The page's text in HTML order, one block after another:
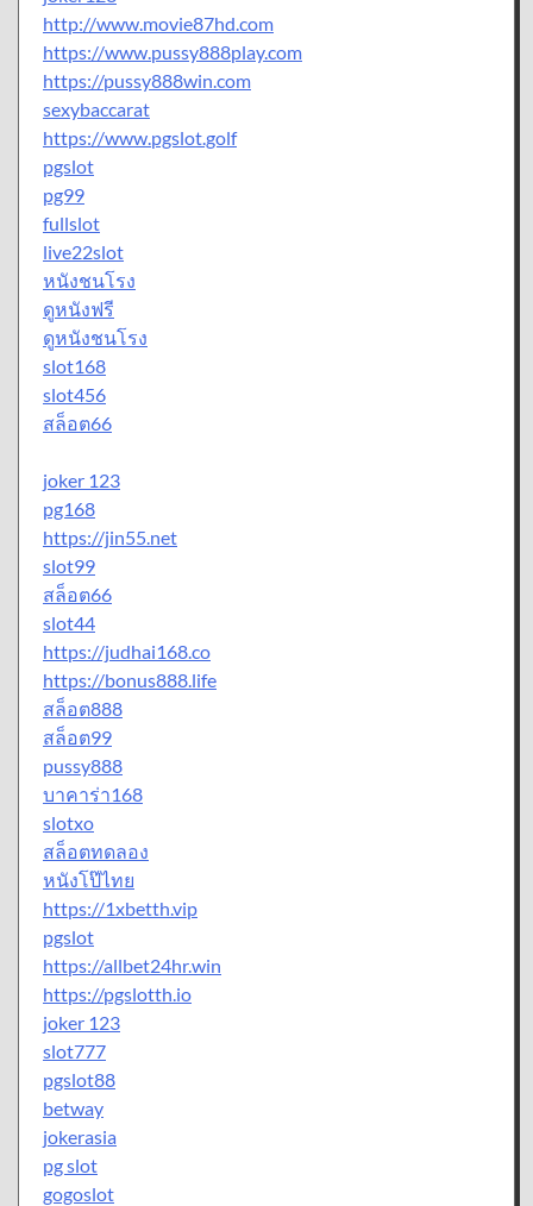
http://www.movie87hd.com
https://www.pussy888play.com
https://pussy888win.com
sexybaccarat
https://www.pgslot.golf
pgslot
pg99
fullslot
live22slot
หนังชนโรง
ดูหนังฟรี
ดูหนังชนโรง
slot168
slot456
สล็อต66
joker 123
pg168
https://jin55.net
slot99
สล็อต66
slot44
https://judhai168.co
https://bonus888.life
สล็อต888
สล็อต99
pussy888
บาคาร่า168
slotxo
สล็อตทดลอง
หนังโป๊ไทย
https://1xbetth.vip
pgslot
https://allbet24hr.win
https://pgslotth.io
joker 123
slot777
pgslot88
betway
jokerasia
pg slot
gogoslot